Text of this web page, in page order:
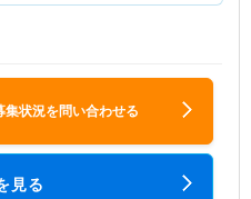
集状況を問い合わせる
見る